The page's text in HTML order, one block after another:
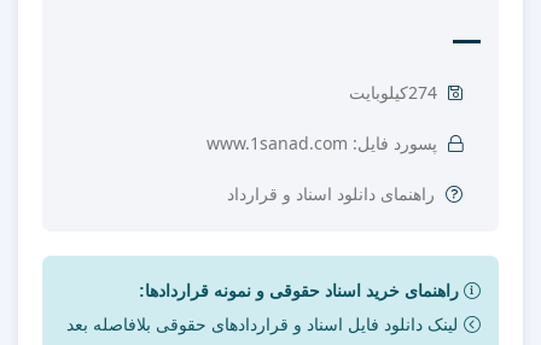
274کیلوبایت
پسورد فایل: www.1sanad.com
راهنمای دانلود اسناد و قرارداد
راهنمای خرید اسناد حقوقی و نمونه قراردادها:
لینک دانلود فایل اسناد و قراردادهای حقوقی بلافاصله بعد